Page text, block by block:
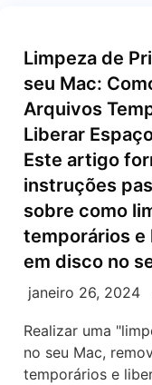
Limpeza de
seu Mac:
Arquivos
Liberar
Este artigo
instruções
sobre como
temporários e
em disco no
janeiro 26, 2024
Realizar uma
no seu Mac,
temporários e